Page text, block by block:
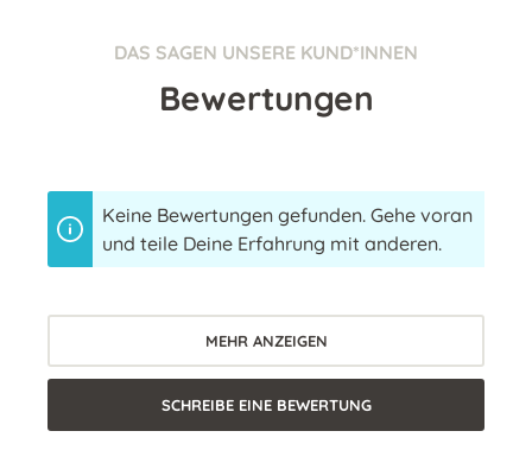
DAS SAGEN UNSERE KUND*INNEN
Bewertungen
Keine Bewertungen gefunden. Gehe voran
und teile Deine Erfahrung mit anderen.
MEHR ANZEIGEN
SCHREIBE EINE BEWERTUNG